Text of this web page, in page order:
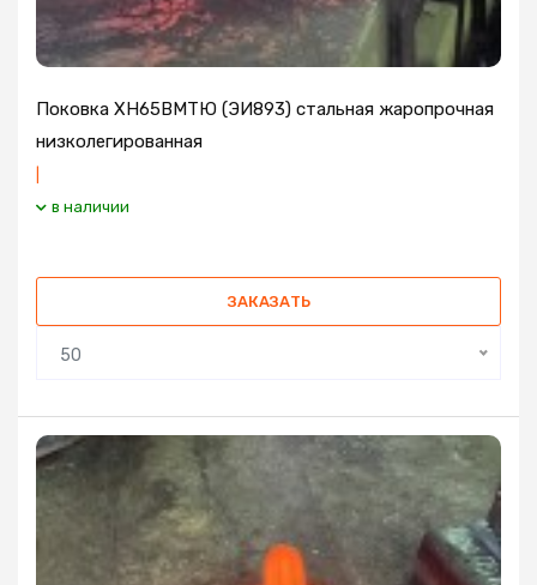
Поковка ХН65ВМТЮ (ЭИ893) стальная жаропрочная
низколегированная
в наличии
ЗАКАЗАТЬ
50